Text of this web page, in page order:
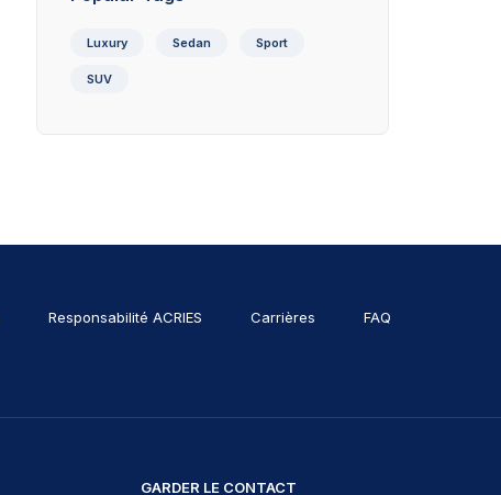
Luxury Sedan Sport
SUV
Responsabilité ACRIES Carrières
FAQ
GARDER LE CONTACT